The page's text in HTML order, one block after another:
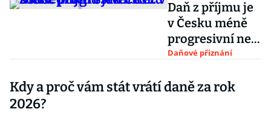
Daň z příjmu je
v Česku méně
progresivní než
v sousedních
Daňové přiznání
Kdy a proč vám stát vrátí daně za rok
2026?